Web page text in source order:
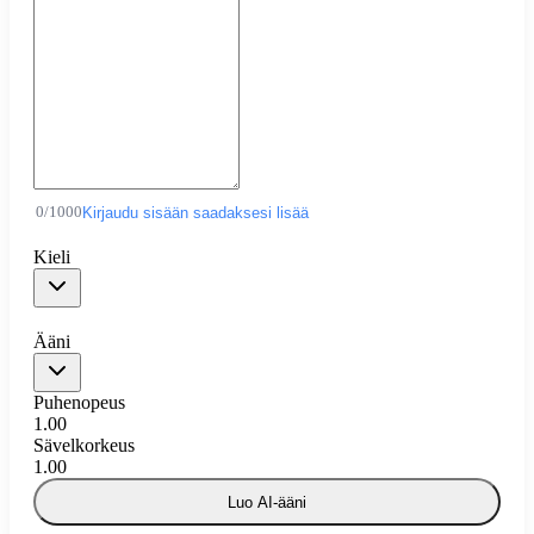
0/1000 Kirjaudu sisään saadaksesi lisää
Kieli
Ääni
Puhenopeus
1.00
Sävelkorkeus
1.00
Luo AI-ääni